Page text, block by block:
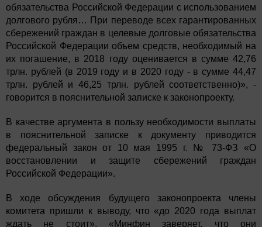
обязательства Российской Федерации с использованием
долгового рубля… При переводе всех гарантированных
сбережений граждан в целевые долговые обязательства
Российской Федерации объем средств, необходимый на
их погашение, в 2018 году оценивается в сумме 42,76
трлн. рублей (в 2019 году и в 2020 году - в сумме 44,47
трлн. рублей и 46,25 трлн. рублей соответственно)», -
говорится в пояснительной записке к законопроекту.
В качестве аргумента в пользу необходимости выплаты
в пояснительной записке к документу приводится
федеральный закон от 10 мая 1995 г. № 73-ФЗ «О
восстановлении и защите сбережений граждан
Российской Федерации».
В ходе обсуждения будущего законопроекта члены
комитета пришли к выводу, что «до 2020 года выплат
ждать не стоит». «Минфин заверяет, что они